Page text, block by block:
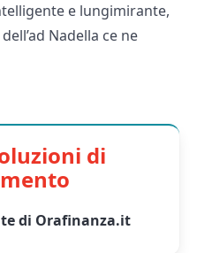
e lungimirante,
Nadella ce ne
di
di Orafinanza.it